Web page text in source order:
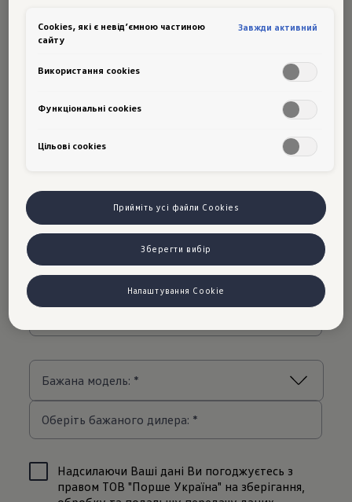
Сookies, які є невід’ємною частиною
сайту
Завжди активний
Використання cookies
Функціональні cookies
Цільові сookies
Прийміть усі файли Cookies
Зберегти вибір
Налаштування Cookie